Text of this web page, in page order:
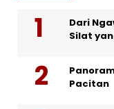
Dari
Silat
Pacitan